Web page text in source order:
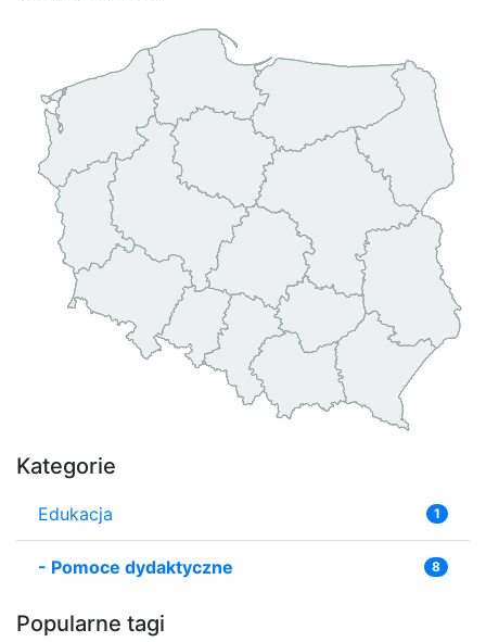
Kategorie
Edukacja 1
- Pomoce dydaktyczne 8
Popularne tagi